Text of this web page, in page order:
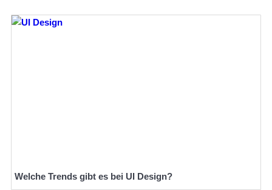
Welche Trends gibt es bei UI Design?